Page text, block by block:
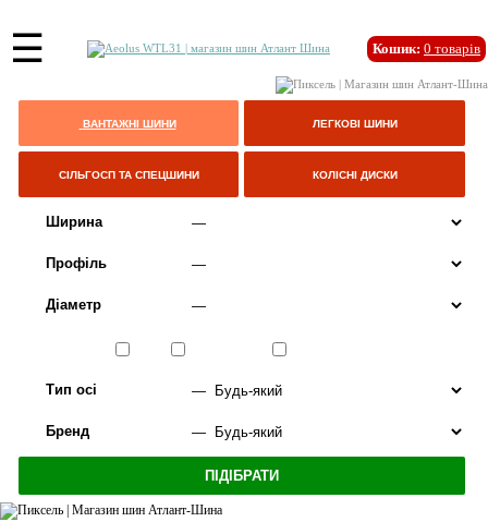
☰ Кошик: 0 товарів
ВАНТАЖНІ ШИНИ ЛЕГКОВІ ШИНИ
СІЛЬГОСП ТА СПЕЦШИНИ КОЛІСНІ ДИСКИ
Ширина
Профіль
Діаметр
Тип осі
Бренд